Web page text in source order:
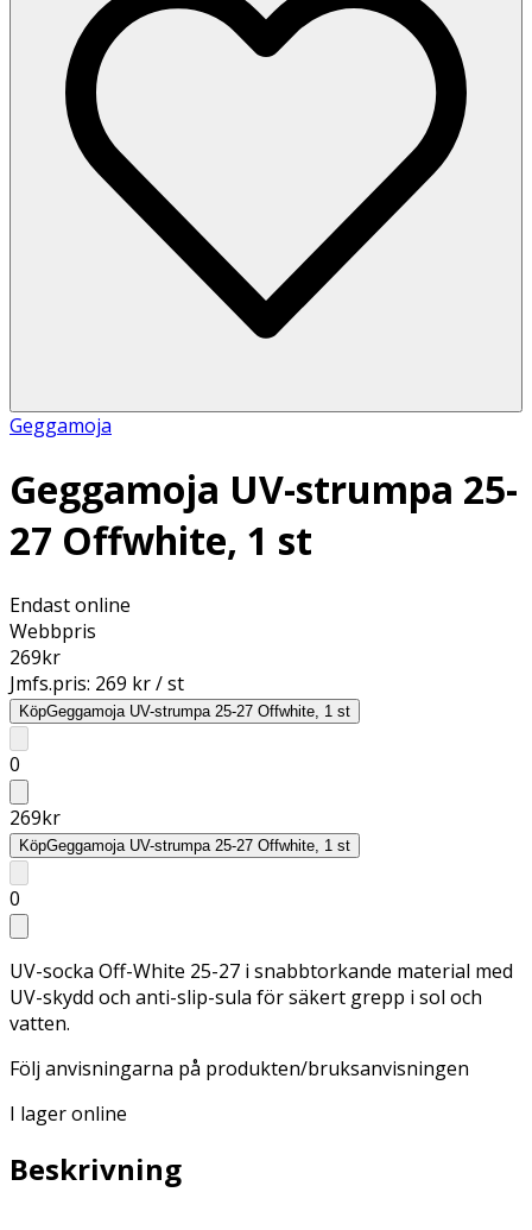
Geggamoja
Geggamoja UV-strumpa 25-
27 Offwhite, 1 st
Endast online
Webbpris
269kr
Jmfs.pris: 269 kr / st
KöpGeggamoja UV-strumpa 25-27 Offwhite, 1 st
0
269kr
KöpGeggamoja UV-strumpa 25-27 Offwhite, 1 st
0
UV-socka Off-White 25-27 i snabbtorkande material med
UV-skydd och anti-slip-sula för säkert grepp i sol och
vatten.
Följ anvisningarna på produkten/bruksanvisningen
I lager online
Beskrivning